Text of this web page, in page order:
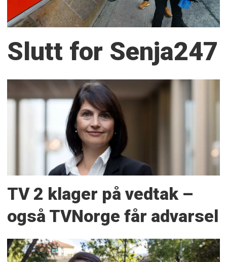
Slutt for Senja247
TV 2 klager på vedtak –
også TVNorge får advarsel